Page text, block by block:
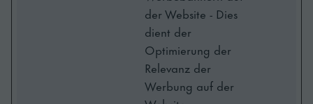
der Website - Dies
dient der
Optimierung der
Relevanz der
Werbung auf der